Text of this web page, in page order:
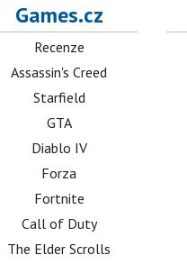
Games.cz
Recenze
Assassin's Creed
Starfield
GTA
Diablo IV
Forza
Fortnite
Call of Duty
The Elder Scrolls